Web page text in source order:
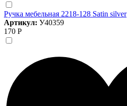
Ручка мебельная 2218-128 Satin silver
Артикул: У40359
170 Р